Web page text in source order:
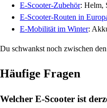
E-Scooter-Zubehör: Helm,
E-Scooter-Routen in
E-Mobilität im Winter:
Du schwankst noch zwischen
Häufige Fragen
Welcher E-Scooter ist